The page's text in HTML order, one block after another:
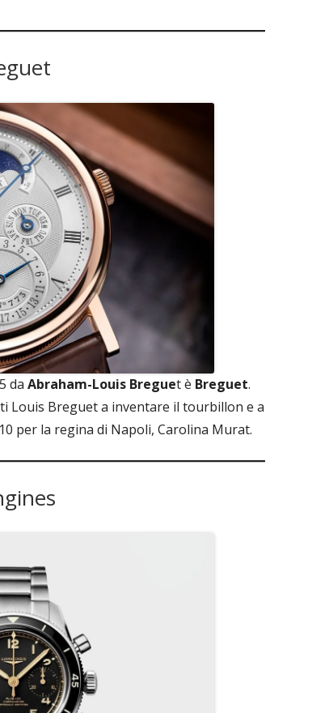
da Abraham-Louis Breguet è Breguet.
Louis Breguet a inventare il tourbillon e a
per la regina di Napoli, Carolina Murat.